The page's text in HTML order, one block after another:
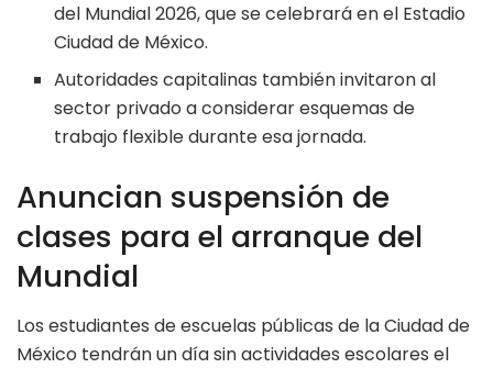
del Mundial 2026, que se celebrará en el Estadio
Ciudad de México.
Autoridades capitalinas también invitaron al
sector privado a considerar esquemas de
trabajo flexible durante esa jornada.
Anuncian suspensión de
clases para el arranque del
Mundial
Los estudiantes de escuelas públicas de la Ciudad de
México tendrán un día sin actividades escolares el